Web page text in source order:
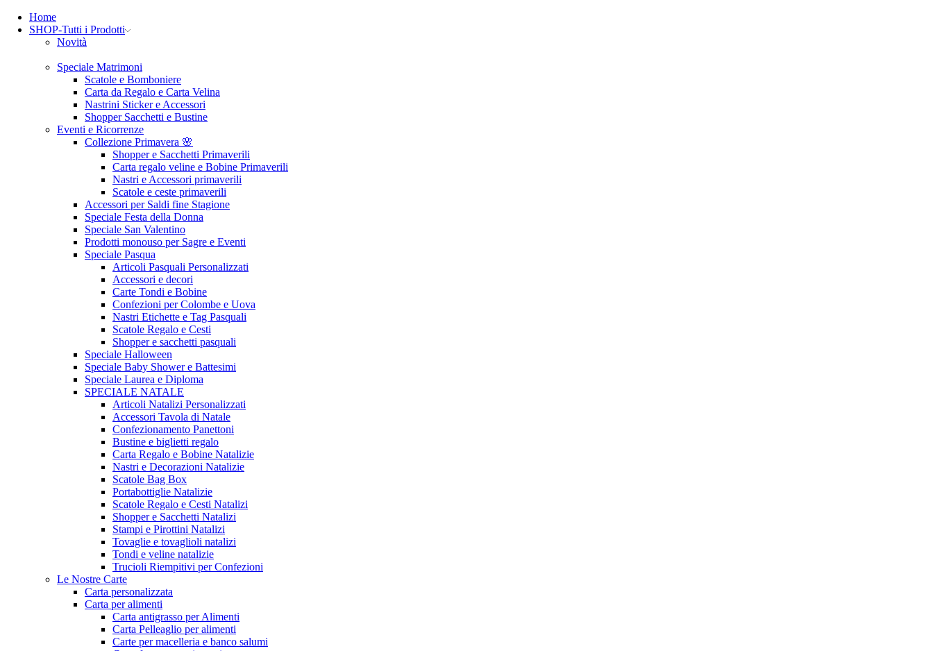
Home
SHOP-Tutti i Prodotti
Novità
Speciale Matrimoni
Scatole e Bomboniere
Carta da Regalo e Carta Velina
Nastrini Sticker e Accessori
Shopper Sacchetti e Bustine
Eventi e Ricorrenze
Collezione Primavera 🌸
Shopper e Sacchetti Primaverili
Carta regalo veline e Bobine Primaverili
Nastri e Accessori primaverili
Scatole e ceste primaverili
Accessori per Saldi fine Stagione
Speciale Festa della Donna
Speciale San Valentino
Prodotti monouso per Sagre e Eventi
Speciale Pasqua
Articoli Pasquali Personalizzati
Accessori e decori
Carte Tondi e Bobine
Confezioni per Colombe e Uova
Nastri Etichette e Tag Pasquali
Scatole Regalo e Cesti
Shopper e sacchetti pasquali
Speciale Halloween
Speciale Baby Shower e Battesimi
Speciale Laurea e Diploma
SPECIALE NATALE
Articoli Natalizi Personalizzati
Accessori Tavola di Natale
Confezionamento Panettoni
Bustine e biglietti regalo
Carta Regalo e Bobine Natalizie
Nastri e Decorazioni Natalizie
Scatole Bag Box
Portabottiglie Natalizie
Scatole Regalo e Cesti Natalizi
Shopper e Sacchetti Natalizi
Stampi e Pirottini Natalizi
Tovaglie e tovaglioli natalizi
Tondi e veline natalizie
Trucioli Riempitivi per Confezioni
Le Nostre Carte
Carta personalizzata
Carta per alimenti
Carta antigrasso per Alimenti
Carta Pelleaglio per alimenti
Carte per macelleria e banco salumi